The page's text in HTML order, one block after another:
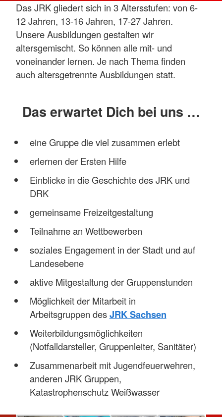
Das JRK gliedert sich in 3 Altersstufen: von 6-
12 Jahren, 13-16 Jahren, 17-27 Jahren.
Unsere Ausbildungen gestalten wir
altersgemischt. So können alle mit- und
voneinander lernen. Je nach Thema finden
auch altersgetrennte Ausbildungen statt.
Das erwartet Dich bei uns …
eine Gruppe die viel zusammen erlebt
erlernen der Ersten Hilfe
Einblicke in die Geschichte des JRK und
DRK
gemeinsame Freizeitgestaltung
Teilnahme an Wettbewerben
soziales Engagement in der Stadt und auf
Landesebene
aktive Mitgestaltung der Gruppenstunden
Möglichkeit der Mitarbeit in
Arbeitsgruppen desJRK Sachsen
Weiterbildungsmöglichkeiten
(Notfalldarsteller, Gruppenleiter, Sanitäter)
Zusammenarbeit mit Jugendfeuerwehren,
anderen JRK Gruppen,
Katastrophenschutz Weißwasser